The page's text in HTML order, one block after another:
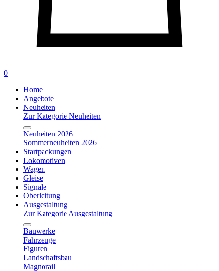
0
Home
Angebote
Neuheiten
Zur Kategorie Neuheiten
Neuheiten 2026
Sommerneuheiten 2026
Startpackungen
Lokomotiven
Wagen
Gleise
Signale
Oberleitung
Ausgestaltung
Zur Kategorie Ausgestaltung
Bauwerke
Fahrzeuge
Figuren
Landschaftsbau
Magnorail